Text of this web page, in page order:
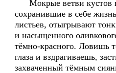
Мокрые ветви кустов
сохранившие в себе
листьев, отыгрывают
и насыщенного
тёмно-красного. Ловишь
глаза и вздрагиваешь,
захваченный тёмным